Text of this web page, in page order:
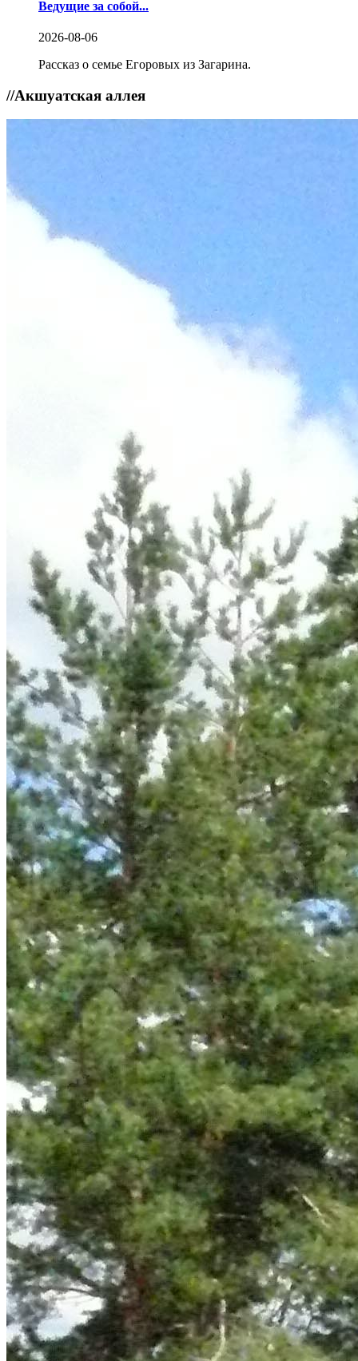
Ведущие за собой...
2026-08-06
Рассказ о семье Егоровых из Загарина.
//Акшуатская аллея